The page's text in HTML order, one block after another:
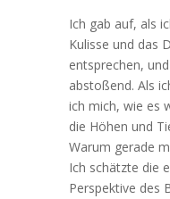
Ich gab auf, als
Kulisse und das
entsprechen,
abstoßend. Als
ich mich, wie es
die Höhen und
Warum gerade
Ich schätzte die
Perspektive des